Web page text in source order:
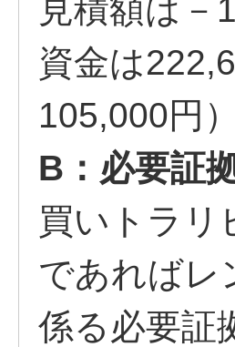
見積額は－
資金は
105,000円
B：必要証
買いトラリ
であればレ
係る必要証